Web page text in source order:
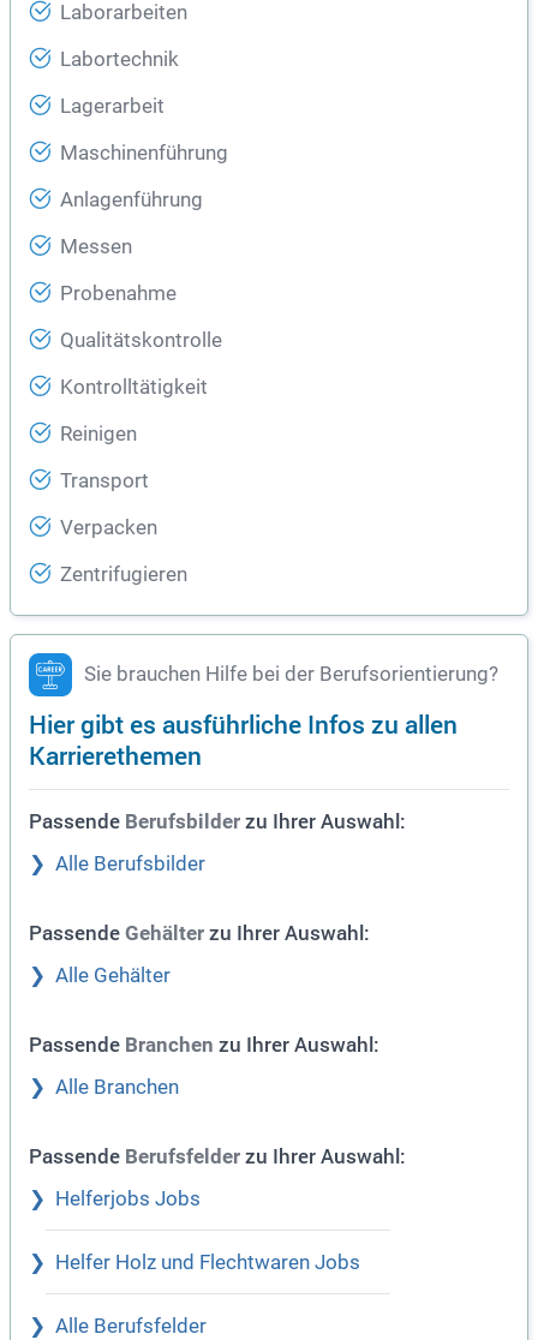
Laborarbeiten
Labortechnik
Lagerarbeit
Maschinenführung
Anlagenführung
Messen
Probenahme
Qualitätskontrolle
Kontrolltätigkeit
Reinigen
Transport
Verpacken
Zentrifugieren
Sie brauchen Hilfe bei der Berufsorientierung?
Hier gibt es ausführliche Infos zu allen
Karrierethemen
Passende Berufsbilder zu Ihrer Auswahl:
Alle Berufsbilder
Passende Gehälter zu Ihrer Auswahl:
Alle Gehälter
Passende Branchen zu Ihrer Auswahl:
Alle Branchen
Passende Berufsfelder zu Ihrer Auswahl:
Helferjobs Jobs
Helfer Holz und Flechtwaren Jobs
Alle Berufsfelder